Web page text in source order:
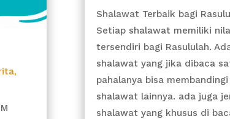
,
Shalawat Terbaik bagi
Setiap shalawat memiliki
tersendiri bagi Rasululah.
shalawat yang jika dibaca
pahalanya bisa
shalawat lainnya. ada juga
shalawat yang khusus di